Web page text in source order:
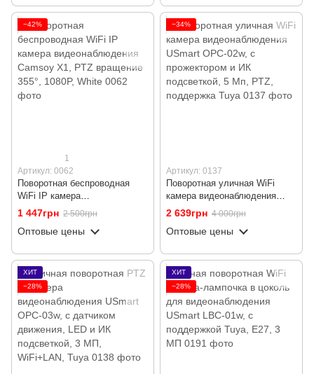
−42%
1
Артикул: 0062
Поворотная беспроводная
WiFi IP камера
видеонаблюдения Camsoy X1,
PTZ вращение 355°, 1080P,
White
1 447грн 2 500грн
Оптовые цены
−34%
Артикул: 0137
Поворотная уличная WiFi
камера видеонаблюдения
USmart OPC-02w, с
прожектором и ИК
подсветкой, 5 Мп, PTZ,
2 639грн 4 000грн
Оптовые цены
ХИТ
−28%
ХИТ
−28%